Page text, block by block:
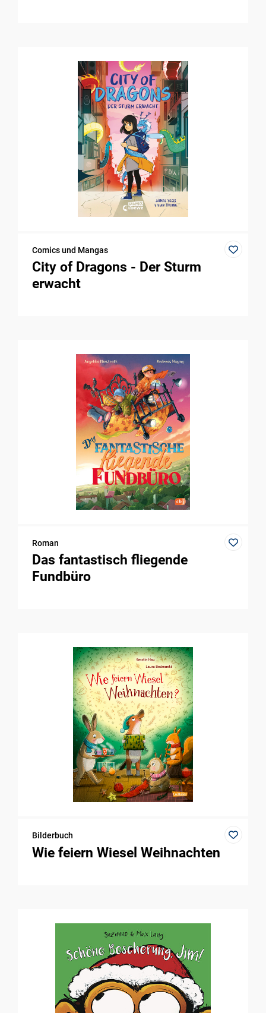
Comics und Mangas
City of Dragons - Der Sturm
erwacht
Roman
Das fantastisch fliegende
Fundbüro
Bilderbuch
Wie feiern Wiesel Weihnachten